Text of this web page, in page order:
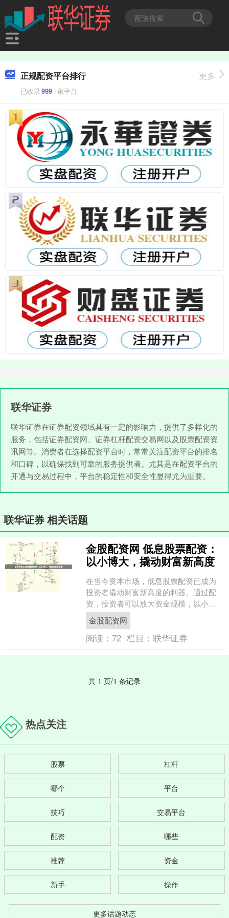
正规配资平台排行
已收录999+家平台
更多
联华证券
联华证券在证券配资领域具有一定的影响力，提供了多样化的
服务，包括证券配资网、证券杠杆配资交易网以及股票配资资
讯网等。消费者在选择配资平台时，常常关注配资平台的排名
和口碑，以确保找到可靠的服务提供者。尤其是在配资平台的
开通与交易过程中，平台的稳定性和安全性显得尤为重要。
联华证券 相关话题
金股配资网 低息股票配资：
以小博大，撬动财富新高度
在当今资本市场，低息股票配资已成为
投资者撬动财富新高度的利器。通过配
资，投资者可以放大资金规模，以小博
大，获取更高的收益。 * **安全可靠：**
获得监管机构授....
金股配资网
阅读：72 栏目：联华证券
共 1 页/1 条记录
热点关注
股票 杠杆
哪个 平台
技巧 交易平台
配资 哪些
推荐 资金
新手 操作
更多话题动态